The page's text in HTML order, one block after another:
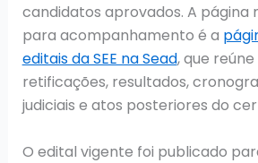
candidatos aprovados. A página
para acompanhamento é a
editais da SEE na Sead, que
retificações, resultados,
judiciais e atos posteriores do
O edital vigente foi publicado